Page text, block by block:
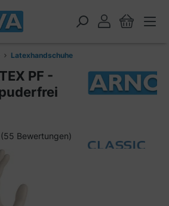
Latexhandschuhe
PF -
von 4.9 von 5 Sternen
(55 Bewertungen)